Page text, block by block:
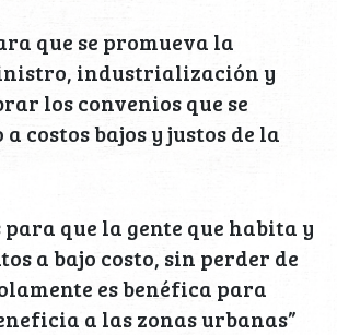
que se promueva la
industrialización y
los convenios que se
costos bajos y justos de la
que la gente que habita y
a bajo costo, sin perder de
es benéfica para
a las zonas urbanas”